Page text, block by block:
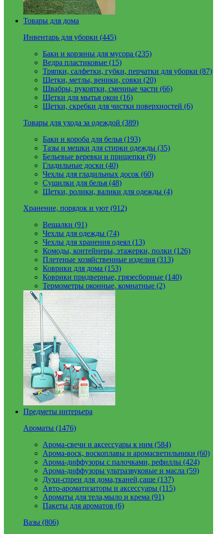
Товары для дома
Инвентарь для уборки (445)
Баки и корзины для мусора (235)
Ведра пластиковые (15)
Тряпки, салфетки, губки, перчатки для уборки (87)
Щетки, метлы, веники, совки (20)
Швабры, рукоятки, сменные части (66)
Щетки для мытья окон (16)
Щетки, скребки для чистки поверхностей (6)
Товары для ухода за одеждой (389)
Баки и короба для белья (193)
Тазы и мешки для стирки одежды (35)
Бельевые веревки и прищепки (9)
Гладильные доски (40)
Чехлы для гладильных досок (60)
Сушилки для белья (48)
Щетки, ролики, валики для одежды (4)
Хранение, порядок и уют (912)
Вешалки (91)
Чехлы для одежды (74)
Чехлы для хранения одеял (13)
Комоды, контейнеры, этажерки, полки (126)
Плетеные хозяйственные изделия (313)
Коврики для дома (153)
Коврики придверные, грязесборные (140)
Термометры оконные, комнатные (2)
Предметы интерьера
Ароматы (1476)
Арома-свечи и аксессуары к ним (584)
Арома-воск, воскоплавы и аромасветильники (60)
Арома-диффузоры с палочками, рефиллы (424)
Арома-диффузоры ультразвуковые и масла (59)
Духи-спреи для дома,тканей,саше (137)
Авто-ароматизаторы и аксессуары (115)
Ароматы для тела,мыло и крема (91)
Пакеты для ароматов (6)
Вазы (806)